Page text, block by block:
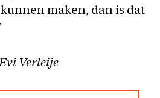
maken, dan is dat
Verleije